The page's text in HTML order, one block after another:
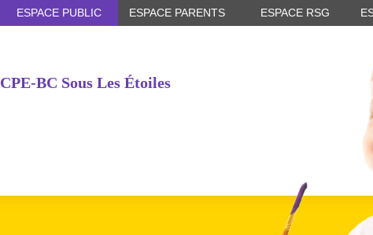
CPE-BC Sous Les Étoiles
ESPACE PUBLIC ESPACE PARENTS ESPACE RSG